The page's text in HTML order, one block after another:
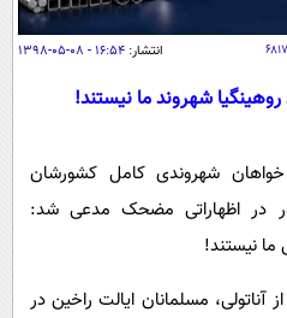
اقتصادی
جامعه
حوادث
سلامت
زیست
بین الملل
خارجی
و هنر
و دانش
فناوری و It
قرآن
انتشار: ۱۶:۵۴ - ۰۸-۰۵-۱۳۹۸
شهروند ما نیستند!
خواهان شهروندی کامل کشورشان
در اظهاراتی مضحک مدعی شد:
ما نیستند!
آناتولی، مسلمانان ایالت راخین در